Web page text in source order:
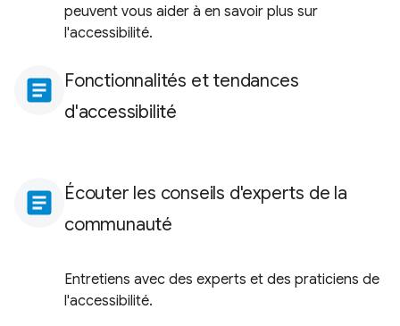
peuvent vous aider à en savoir plus sur
l'accessibilité.
article
Fonctionnalités et tendances
d'accessibilité
article
Écouter les conseils d'experts de la
communauté
Entretiens avec des experts et des praticiens de
l'accessibilité.